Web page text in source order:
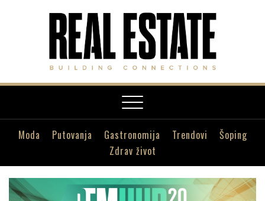
Toggle
navigation
Moda Putovanja Gastronomija Trendovi
Šoping
Zdrav život